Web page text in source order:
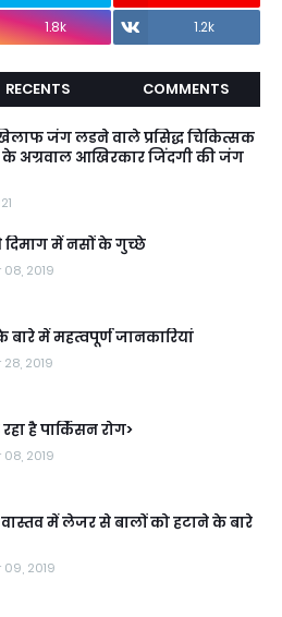
1.8k 1.2k
RECENTS COMMENTS
जंग लडने वाले प्रसिद्ध चिकित्सक
के के अग्रवाल आखिरकार जिंदगी की जंग
में नसों के गुच्छे
2019
बारे में महत्वपूर्ण जानकारियां
2019
है पार्किंसन रोग>
2019
में लेजर से बालों को हटाने के बारे
09, 2019